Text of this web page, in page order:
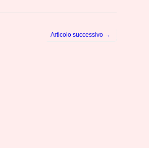
Articolo successivo →